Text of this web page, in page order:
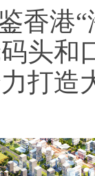
香港
头和
打造